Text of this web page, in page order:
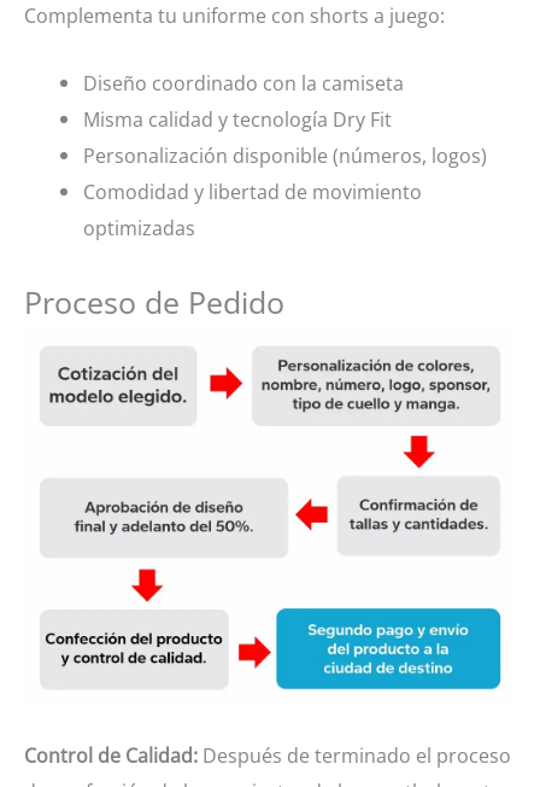
Complementa tu uniforme con shorts a juego:
Diseño coordinado con la camiseta
Misma calidad y tecnología Dry Fit
Personalización disponible (números, logos)
Comodidad y libertad de movimiento
optimizadas
Proceso de Pedido
Control de Calidad: Después de terminado el proceso